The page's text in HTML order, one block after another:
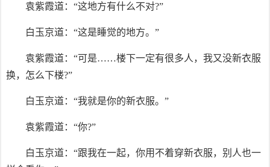
袁紫霞道：“这地方有什么不对?”
白玉京道：“这是睡觉的地方。”
袁紫霞道：“可是……楼下一定有很多人，我又没新衣服
换，怎么下楼?”
白玉京道：“我就是你的新衣服。”
袁紫霞道：“你?”
白玉京道：“跟我在一起，你用不着穿新衣服，别人也一